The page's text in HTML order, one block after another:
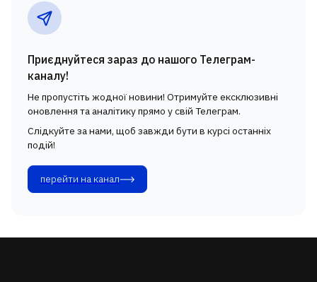
Приєднуйтеся зараз до нашого Телеграм-
каналу!
Не пропустіть жодної новини! Отримуйте ексклюзивні
оновлення та аналітику прямо у свій Телеграм.
Слідкуйте за нами, щоб завжди бути в курсі останніх
подій!
перейти на канал